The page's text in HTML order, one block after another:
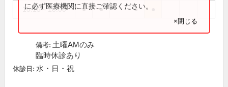
15:15～18:00 ● ● ●
に必ず医療機関に直接ご確認ください。
×閉じる
備考: 土曜AMのみ
臨時休診あり
休診日: 水・日・祝